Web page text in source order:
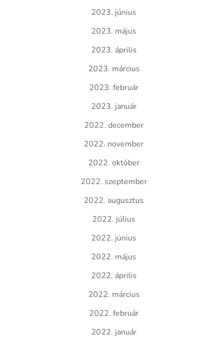
2023. június
2023. május
2023. április
2023. március
2023. február
2023. január
2022. december
2022. november
2022. október
2022. szeptember
2022. augusztus
2022. július
2022. június
2022. május
2022. április
2022. március
2022. február
2022. január